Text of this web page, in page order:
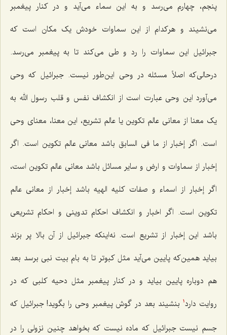
پنجم، چهارم می‌رسد و به این سماء می‌آید و در کنار پیغمبر
می‌نشیند و هرکدام از این سماوات خودش یک مکان است که
جبرائیل این سماوات را رد و طی می‌کند تا به پیغمبر می‌رسد.
درحالی‌که اصلاً مسئله در وحی این‌طور نیست. جبرائیل که وحی
می‌آورد این وحی عبارت است از انکشاف نفس و قلب رسول الله به
یک معنا از معانی عالم تکوین یا عالم تشریع، این معنا، معنای وحی
است. اگر إخبار از ما فی السابق باشد معانی عالم تکوین است. اگر
إخبار از سماوات و ارض و سایر مسائل باشد معانی عالم تکوین است،
اگر إخبار از اسماء و صفات کلیه الهیه باشد إخبار از معانی عالم
تکوین است. اگر اخبار و انکشاف احکام تدوینی و احکام تشریعی
باشد این إخبار از تشریع است. نه‌اینکه جبرائیل از آن بالا پر بزند
بیاید همین‌که پایین می‌آید مثل کبوتر تا به بام بیت نبی برسد بعد
هم دوباره پایین بیاید و در کنار پیغمبر مثل دحیه کلبی که در
روایت دارد1
بنشیند بعد در گوش پیغمبر وحی را بگوید! جبرائیل که
جسم نیست جبرائیل که ماده نیست که بخواهد چنین نزولی را در